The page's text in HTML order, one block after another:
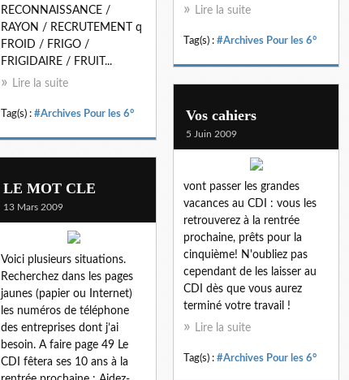
RECONNAISSANCE /
RAYON / RECRUTEMENT q
FROID / FRIGO /
FRIGIDAIRE / FRUIT...
Lire la suite
Tag(s) : #Archives Pour les 6°
Lire la suite
Tag(s) : #Archives Pour les 6°
Vos cahiers
5 Juin 2009
vont passer les grandes
vacances au CDI : vous les
retrouverez à la rentrée
prochaine, prêts pour la
cinquième! N'oubliez pas
cependant de les laisser au
CDI dès que vous aurez
terminé votre travail !
Lire la suite
Tag(s) : #Archives Pour les 6°
LE MOT CLE
13 Mars 2009
Voici plusieurs situations.
Recherchez dans les pages
jaunes (papier ou Internet)
les numéros de téléphone
des entreprises dont j’ai
besoin. A faire page 49 Le
CDI fêtera ses 10 ans à la